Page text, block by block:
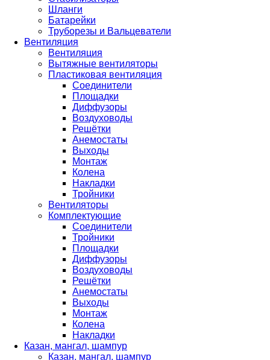
Шланги
Батарейки
Труборезы и Вальцеватели
Вентиляция
Вентиляция
Вытяжные вентиляторы
Пластиковая вентиляция
Соединители
Площадки
Диффузоры
Воздуховоды
Решётки
Анемостаты
Выходы
Монтаж
Колена
Накладки
Тройники
Вентиляторы
Комплектующие
Соединители
Тройники
Площадки
Диффузоры
Воздуховоды
Решётки
Анемостаты
Выходы
Монтаж
Колена
Накладки
Казан, мангал, шампур
Казан, мангал, шампур